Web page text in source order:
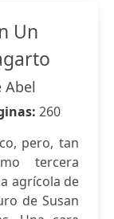
Un
Abel
260
pero, tan
tercera
agrícola de
de Susan